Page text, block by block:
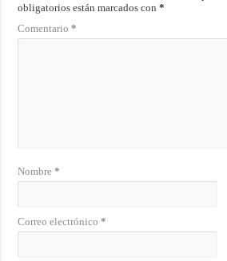
obligatorios están marcados con*
Comentario*
Nombre*
Correo electrónico*